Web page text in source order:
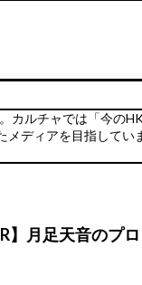
カルチャでは「今の
メディアを目指して
】月足天音のプ